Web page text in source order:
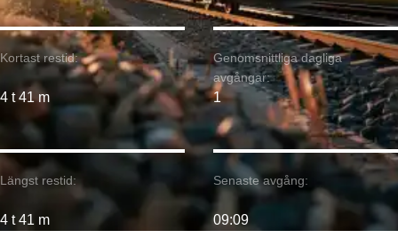
Kortast restid:
4 t 41 m
Längst restid:
4 t 41 m
Genomsnittliga dagliga
avgångar:
1
Senaste avgång:
09:09